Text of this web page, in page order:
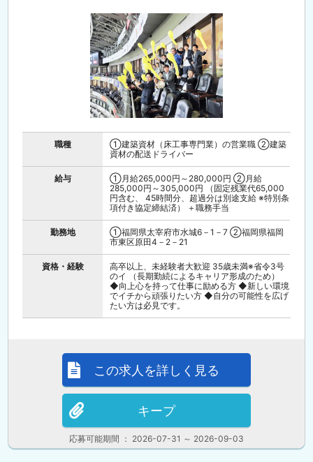
職種
①建築資材（床工事専門業）の営業職 ②建築
資材の配送ドライバー
給与
①月給265,000円～280,000円 ②月給
285,000円～305,000円 （固定残業代65,000
円含む、 45時間分、超過分は別途支給 ※特別条
項付き協定締結済） ＋職務手当
勤務地
①福岡県太宰府市水城6－1－7 ②福岡県福岡
市東区原田4－2－21
資格・経験
高卒以上、未経験者大歓迎 35歳未満※省令3号
のイ （長期勤続によるキャリア形成のため）
◆向上心を持って仕事に励める方 ◆新しい環境
でイチから頑張りたい方 ◆自分の可能性を広げ
たい方は必見です。
応募可能期間 ： 2026-07-31 ～ 2026-09-03
この求人を詳しく見る
キープ